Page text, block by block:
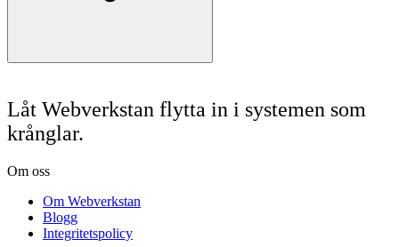
Låt Webverkstan flytta in i systemen som
krånglar.
Om oss
Om Webverkstan
Blogg
Integritetspolicy